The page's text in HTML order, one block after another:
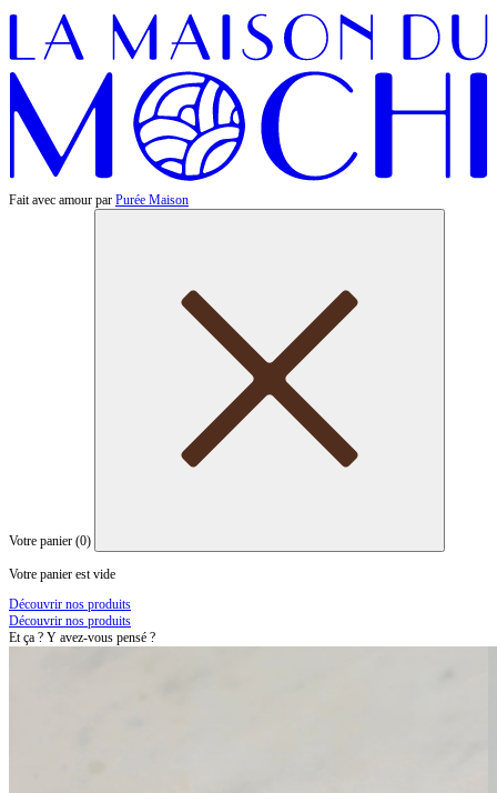
Fait avec amour par Purée Maison
Votre panier (0)
Votre panier est vide
Découvrir nos produits
Découvrir nos produits
Et ça ? Y avez-vous pensé ?